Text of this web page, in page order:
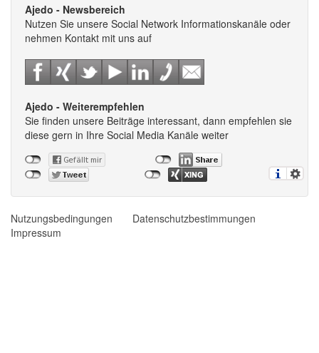
Ajedo - Newsbereich
Nutzen Sie unsere Social Network Informationskanäle oder
nehmen Kontakt mit uns auf
Ajedo - Weiterempfehlen
Sie finden unsere Beiträge interessant, dann empfehlen sie
diese gern in Ihre Social Media Kanäle weiter
Nutzungsbedingungen
Datenschutzbestimmungen
Impressum